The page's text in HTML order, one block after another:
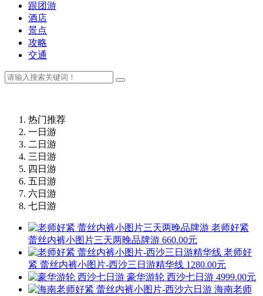
跟团游
酒店
景点
攻略
交通
热门推荐
一日游
二日游
三日游
四日游
五日游
六日游
七日游
老师好紧
蕾丝内裤小图片三天两晚品牌游 660.00元
老师好
紧 蕾丝内裤小图片-西沙三日游精华线 1280.00元
豪华游轮 西沙七日游 4999.00元
海南老师